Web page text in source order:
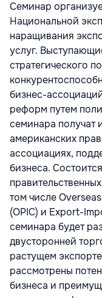
Семинар
Национальной
наращивания
услуг.
стратегического
бизнес-
реформ путем
семинара
американских
ассоциациях,
бизнеса.
том числе
(OPIC) и Export-
семинара будет
двусторонней
растущем
рассмотрены
бизнеса и